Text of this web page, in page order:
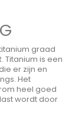
graad
Titanium is een
er zijn en
Het
heel goed
wordt door